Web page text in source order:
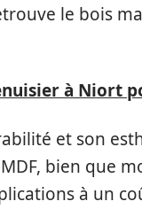
le bois
à Niort
et son
bien que
à un